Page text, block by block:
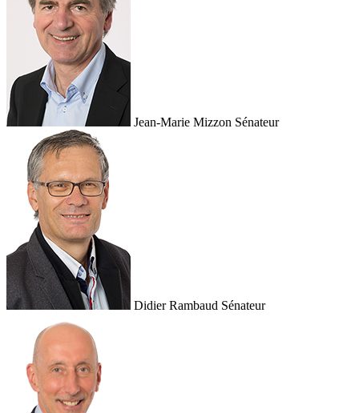
Jean-Marie Mizzon Sénateur
Didier Rambaud Sénateur